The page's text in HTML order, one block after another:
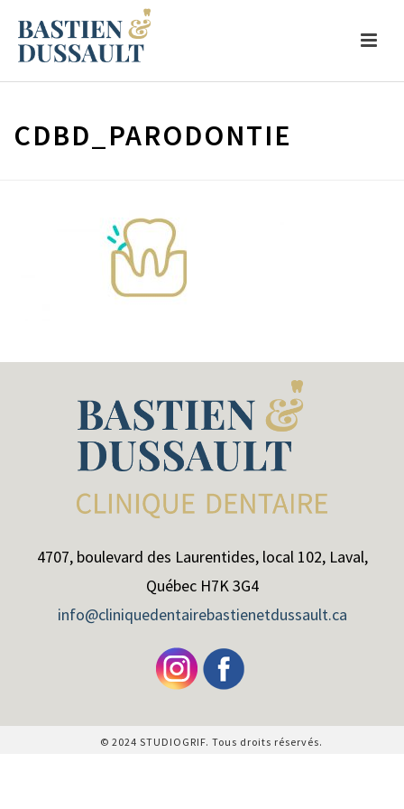
CDBD_PARODONTIE
4707, boulevard des Laurentides, local 102, Laval,
Québec H7K 3G4
info@cliniquedentairebastienetdussault.ca
© 2024 STUDIOGRIF. Tous droits réservés.